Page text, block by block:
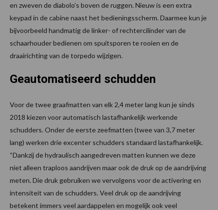
en zweven de diabolo’s boven de ruggen. Nieuw is een extra
keypad in de cabine naast het bedieningsscherm. Daarmee kun je
bijvoorbeeld handmatig de linker- of rechtercilinder van de
schaarhouder bedienen om spuitsporen te rooien en de
draairichting van de torpedo wijzigen.
Geautomatiseerd schudden
Voor de twee graafmatten van elk 2,4 meter lang kun je sinds
2018 kiezen voor automatisch lastafhankelijk werkende
schudders. Onder de eerste zeefmatten (twee van 3,7 meter
lang) werken drie excenter schudders standaard lastafhankelijk.
“Dankzij de hydraulisch aangedreven matten kunnen we deze
niet alleen traploos aandrijven maar ook de druk op de aandrijving
meten. Die druk gebruiken we vervolgens voor de activering en
intensiteit van de schudders. Veel druk op de aandrijving
betekent immers veel aardappelen en mogelijk ook veel